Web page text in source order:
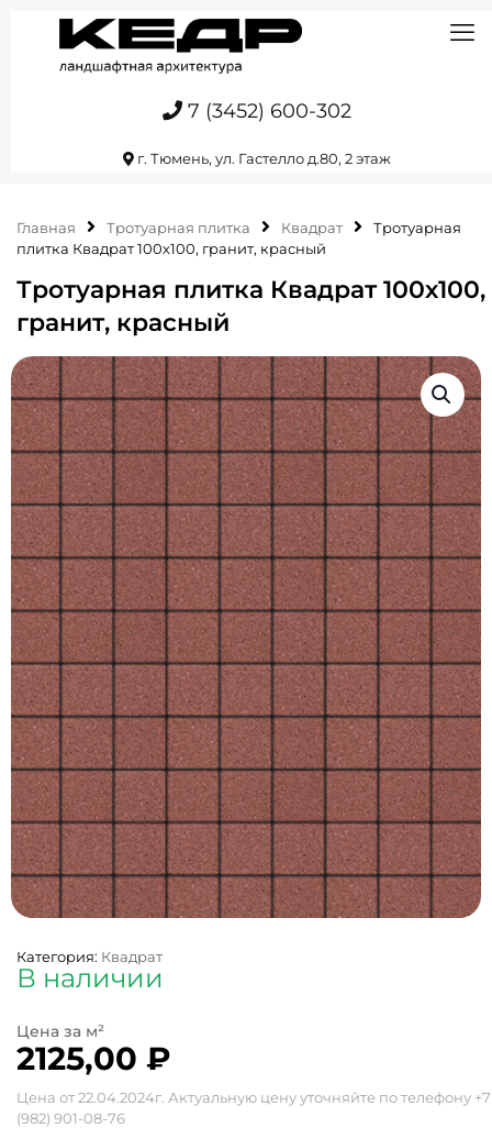
7 (3452) 600-302
г. Тюмень, ул. Гастелло д.80, 2 этаж
Главная Тротуарная плитка Квадрат
Тротуарная
плитка Квадрат 100х100, гранит, красный
Тротуарная плитка Квадрат 100х100,
гранит, красный
Категория: Квадрат
В наличии
2125,00 ₽
Цена от 22.04.2024г. Актуальную цену уточняйте по телефону +7
(982) 901-08-76